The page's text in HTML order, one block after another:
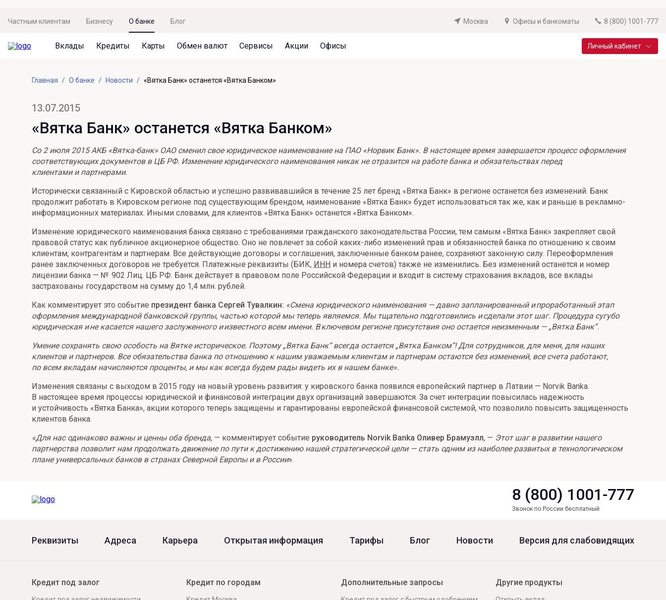
Частным клиентам Бизнесу О банке Блог Москва Офисы и банкоматы 8 (800) 1001-777
Вклады
Не упусти момент
Просто вклад
Накопительный
Отличная стратегия+
Фиксируй доход
Новый старт
Валютный плюс
Онлайн
Все вклады
Система страхования вкладов
Архив вкладов
Кредиты
Кредит под залог недвижимости
Рефинансирование
Кредит на автомобиль
Потребительский кредит
Привилегии для клиентов
Реструктуризация
Оценка недвижимости
Карты
Дебетовая карта с пакетом услуг
Премиальная карта Mir Supreme
Пенсионная карта
Все карты
Документы
Кешбэк
Обмен валют
Курсы валют
Бронирование валюты
Курсы валют ЦБ
Сервисы
Оплата кредита
Оценка недвижимости
Подбор новой недвижимости
СБПей
Госуслуги
Регистрация в ЕБС
Удаленная идентификация
Мобильное приложение
Подтверждение согласия через Госуслуги
Акции
Акция «Приведи друга»
Акция «Ставка на бизнес»
Офисы Личный кабинет
Главная О банке Новости «Вятка Банк» останется «Вятка Банком»
13.07.2015
«Вятка Банк» останется «Вятка Банком»
Со 2 июля 2015 АКБ «Вятка-банк» ОАО сменил свое юридическое наименование на ПАО «Норвик Банк». В настоящее время завершается процесс оформления
соответствующих документов в ЦБ РФ. Изменение юридического наименования никак не отразится на работе банка и обязательствах перед
клиентами и партнерами.
Исторически связанный с Кировской областью и успешно развивавшийся в течение 25 лет бренд «Вятка Банк» в регионе останется без изменений. Банк
продолжит работать в Кировском регионе под существующим брендом, наименование «Вятка Банк» будет использоваться так же, как и раньше в рекламно-
информационных материалах. Иными словами, для клиентов «Вятка Банк» останется «Вятка Банком».
Изменение юридического наименования банка связано с требованиями гражданского законодательства России, тем самым «Вятка Банк» закрепляет свой
правовой статус как публичное акционерное общество. Оно не повлечет за собой каких-либо изменений прав и обязанностей банка по отношению к своим
клиентам, контрагентам и партнерам. Все действующие договоры и соглашения, заключенные банком ранее, сохраняют законную силу. Переоформления
ранее заключенных договоров не требуется. Платежные реквизиты (БИК, ИНН и номера счетов) также не изменились. Без изменений останется и номер
лицензии банка — № 902 Лиц. ЦБ РФ. Банк действует в правовом поле Российской Федерации и входит в систему страхования вкладов, все вклады
застрахованы государством на сумму до 1,4 млн. рублей.
Как комментирует это событие президент банка Сергей Тувалкин: «Смена юридического наименования — давно запланированный и проработанный этап
оформления международной банковской группы, частью которой мы теперь являемся. Мы тщательно подготовились и сделали этот шаг. Процедура сугубо
юридическая и не касается нашего заслуженного и известного всем имени. В ключевом регионе присутствия оно остается неизменным — „Вятка Банк“.
Умение сохранять свою особость на Вятке историческое. Поэтому „Вятка Банк“ всегда остается „Вятка Банком“! Для сотрудников, для меня, для наших
клиентов и партнеров. Все обязательства банка по отношению к нашим уважаемым клиентам и партнерам остаются без изменений, все счета работают,
по всем вкладам начисляются проценты, и мы как всегда будем рады видеть их в нашем банке».
Изменения связаны с выходом в 2015 году на новый уровень развития: у кировского банка появился европейский партнер в Латвии — Norvik Banka.
В настоящее время процессы юридической и финансовой интеграции двух организаций завершаются. За счет интеграции повысилась надежность
и устойчивость «Вятка Банка», акции которого теперь защищены и гарантированы европейской финансовой системой, что позволило повысить защищенность
клиентов банка.
«Для нас одинаково важны и ценны оба бренда, — комментирует событие руководитель Norvik Banka Оливер Брамуэлл, — Этот шаг в развитии нашего
партнерства позволит нам продолжать движение по пути к достижению нашей стратегической цели — стать одним из наиболее развитых в технологическом
плане универсальных банков в странах Северной Европы и в России».
8 (800) 1001-777
Звонок по России бесплатный
Реквизиты Адреса Карьера Открытая информация Тарифы Блог Новости Версия для слабовидящих
Кредит под залог Кредит по городам Дополнительные запросы Другие продукты